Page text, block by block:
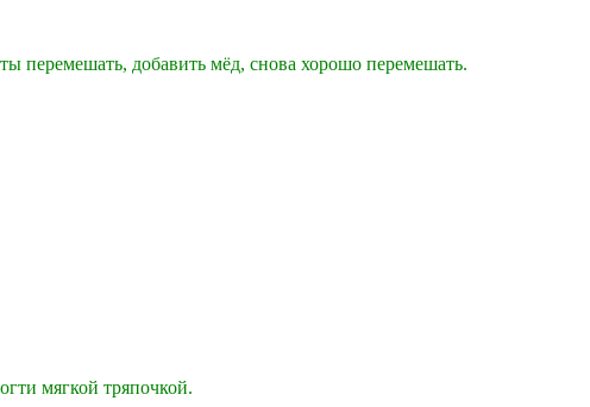
перемешать, добавить мёд, снова хорошо перемешать.
мягкой тряпочкой.